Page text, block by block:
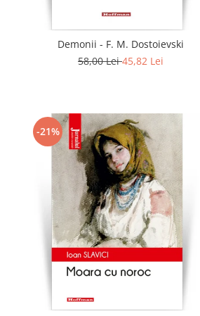
Demonii - F. M. Dostoievski
58,00 Lei45,82 Lei
-21%